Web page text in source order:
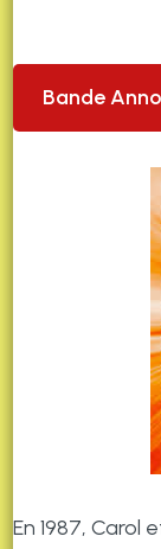
Bande
En 1987, Carol